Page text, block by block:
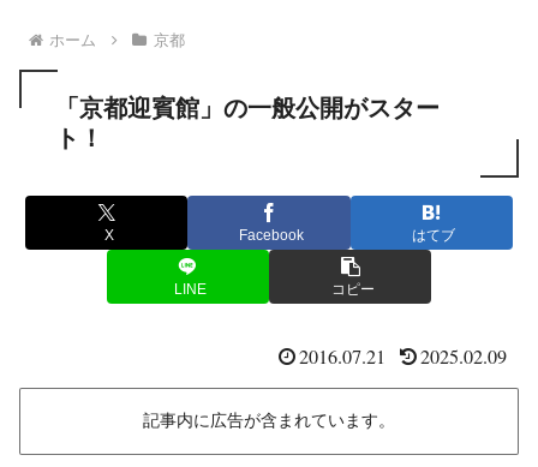
ホーム 京都
「京都迎賓館」の一般公開がスター
ト！
X Facebook はてブ
LINE コピー
2016.07.21 2025.02.09
記事内に広告が含まれています。